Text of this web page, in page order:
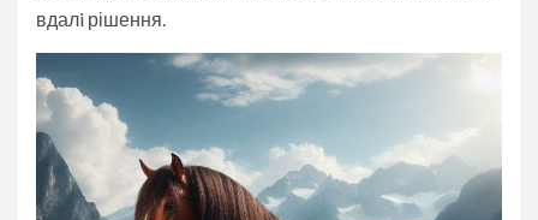
вдалi рішення.